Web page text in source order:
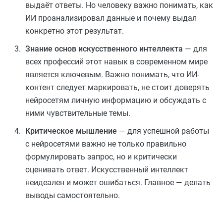
выдаёт ответы. Но человеку важно понимать, как
ИИ проанализировал данные и почему выдал
конкретно этот результат.
Знание основ искусственного интеллекта — для
всех профессий этот навык в современном мире
является ключевым. Важно понимать, что ИИ-
контент следует маркировать, не стоит доверять
нейросетям личную информацию и обсуждать с
ними чувствительные темы.
Критическое мышление — для успешной работы
с нейросетями важно не только правильно
формулировать запрос, но и критически
оценивать ответ. Искусственный интеллект
неидеален и может ошибаться. Главное — делать
выводы самостоятельно.